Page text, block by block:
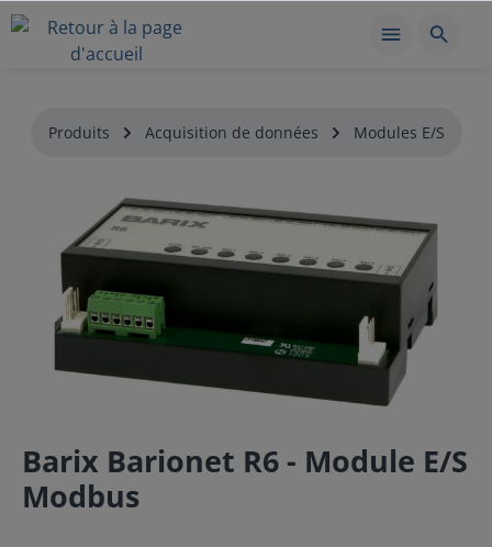
Produits Acquisition de données Modules E/S
Barix Barionet R6 - Module E/S
Modbus